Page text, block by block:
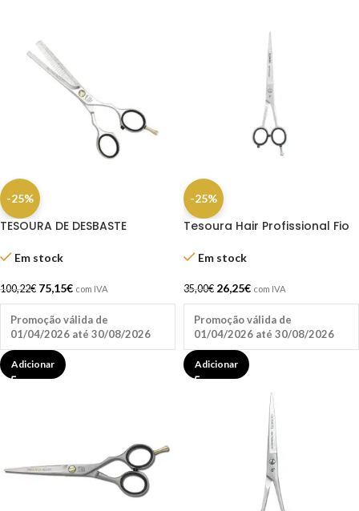
-25%
TESOURA DE DESBASTE
JAGUAR
Em stock
100,22€ 75,15€ com IVA
Promoção válida de
01/04/2026 até 30/08/2026
Adicionar
-25%
Tesoura Hair Profissional Fio
Em stock
35,00€ 26,25€ com IVA
Promoção válida de
01/04/2026 até 30/08/2026
Adicionar